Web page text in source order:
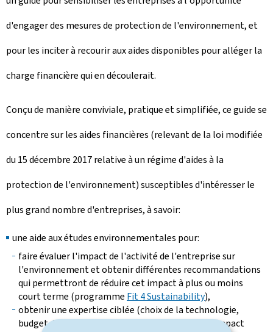
e
l
e
d'engager des mesures de protection de l'environnement, et
pour les inciter à recourir aux aides disponibles pour alléger la
charge financière qui en découlerait.
Conçu de manière conviviale, pratique et simplifiée, ce guide se
concentre sur les aides financières (relevant de la loi modifiée
du 15 décembre 2017 relative à un régime d'aides à la
protection de l'environnement) susceptibles d'intéresser le
plus grand nombre d'entreprises, à savoir:
une aide aux études environnementales pour:
faire évaluer l'impact de l'activité de l'entreprise sur
l'environnement et obtenir différentes recommandations
qui permettront de réduire cet impact à plus ou moins
court terme (programme Fit 4 Sustainability),
obtenir une expertise ciblée (choix de la technologie,
budget de l'investissement, quantification de l'impact